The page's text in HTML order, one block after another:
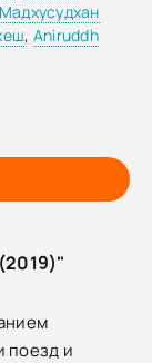
Мадхусудхан
, Aniruddh
поезд и